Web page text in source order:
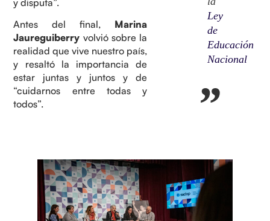
Ley
de
Educación
Nacional
y disputa”.
Antes del final, Marina
Jaureguiberry volvió sobre la
realidad que vive nuestro país,
y resaltó la importancia de
estar juntas y juntos y de
“cuidarnos entre todas y
todos”.